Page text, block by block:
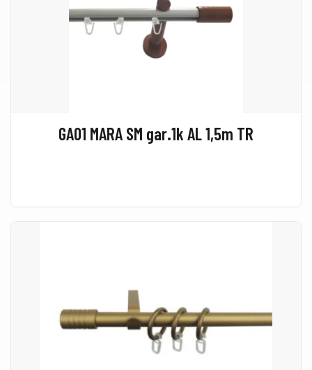
GA01 MARA SM gar.1k AL 1,5m TR